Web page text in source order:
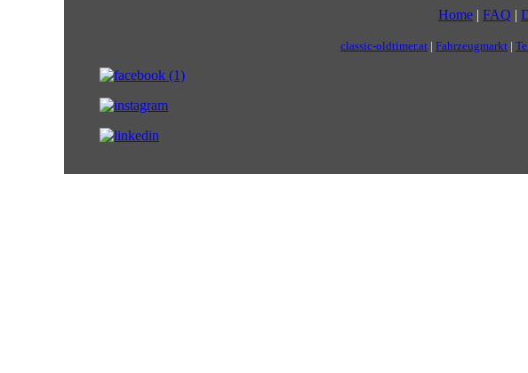
Home | FAQ |
classic-oldtimer.at | Fahrzeugmarkt |